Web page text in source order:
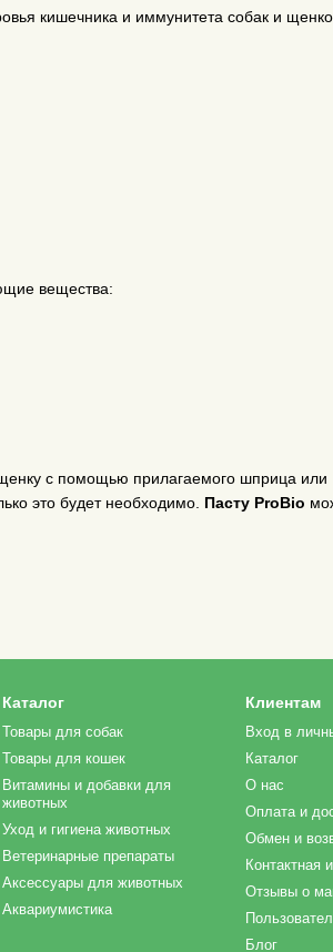
кишечника и иммунитета собак и
вещества:
с помощью прилагаемого шприца или
это будет необходимо. Пасту ProBio
Каталог
Товары для собак
Товары для кошек
Витамины и добавки для
животных
Уход и гигиена животных
Ветеринарные препараты
Аксессуары для животных
Аквариумистика
Клиентам
Вход в
Каталог
О нас
Оплата и
Обмен и
Контактная
Отзывы о
Блог